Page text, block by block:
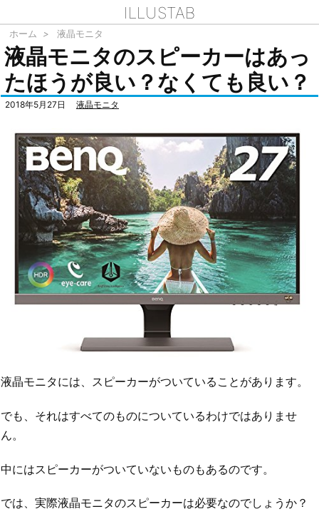
ILLUSTAB
ホーム > 液晶モニタ
液晶モニタのスピーカーはあっ
たほうが良い？なくても良い？
2018年5月27日 液晶モニタ
液晶モニタには、スピーカーがついていることがあります。
でも、それはすべてのものについているわけではありませ
ん。
中にはスピーカーがついていないものもあるのです。
では、実際液晶モニタのスピーカーは必要なのでしょうか？